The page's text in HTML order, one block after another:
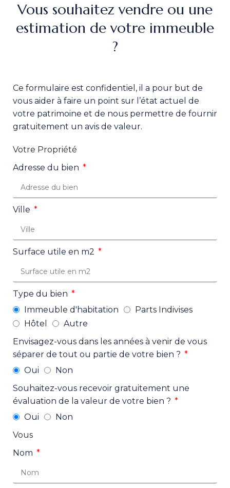
Vous souhaitez vendre ou une
estimation de votre immeuble
?
Ce formulaire est confidentiel, il a pour but de
vous aider à faire un point sur l’état actuel de
votre patrimoine et de nous permettre de fournir
gratuitement un avis de valeur.
Votre Propriété
Adresse du bien
Ville
Surface utile en m2
Type du bien
Immeuble d'habitation
Parts Indivises
Hôtel
Autre
Envisagez-vous dans les années à venir de vous
séparer de tout ou partie de votre bien ?
Oui
Non
Souhaitez-vous recevoir gratuitement une
évaluation de la valeur de votre bien ?
Oui
Non
Vous
Nom